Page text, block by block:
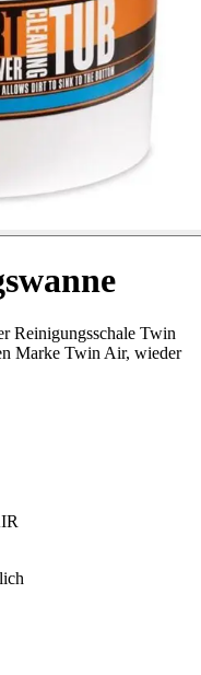
Reinigungsschale Twin
Marke Twin Air, wieder